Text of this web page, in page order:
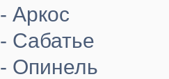
- Аркос
- Сабатье
- Опинель